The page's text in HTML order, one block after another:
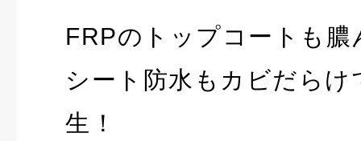
FRPのトップコートも
シート防水もカビだら
生！